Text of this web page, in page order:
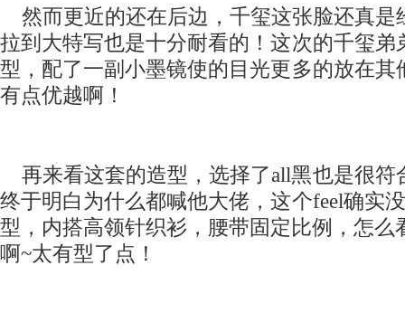
然而更近的还在后边，千玺这张脸还真是
拉到大特写也是十分耐看的！这次的千玺弟
型，配了一副小墨镜使的目光更多的放在其
有点优越啊！
再来看这套的造型，选择了all黑也是很符
终于明白为什么都喊他大佬，这个feel确实
型，内搭高领针织衫，腰带固定比例，怎么
啊~太有型了点！